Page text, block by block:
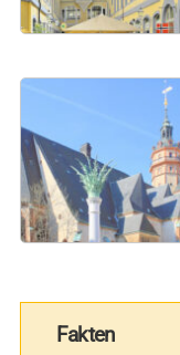
Fakten